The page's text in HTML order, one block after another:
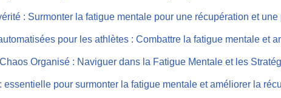
: Surmonter la fatigue mentale pour une récupération et
pour les athlètes : Combattre la fatigue mentale et
Organisé : Naviguer dans la Fatigue Mentale et les
essentielle pour surmonter la fatigue mentale et améliorer la